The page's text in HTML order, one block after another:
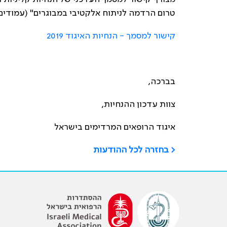
טרום הרדמה לניתוח אלקטיבי במבוגרים" (עמודים 5-9
קישור למסמך - הנחיות האיגוד 2019
בברכה,
צוות עדכון ההנחיות,
איגוד הרופאים המרדימים בישראל
< בחזרה לכל ההודעות